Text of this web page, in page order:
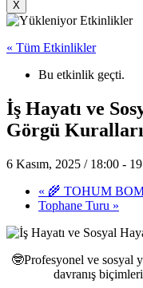
X
« Tüm Etkinlikler
Bu etkinlik geçti.
İş Hayatı ve
Görgü
6 Kasım, 2025 / 18:00 -
« 🌾 TOHUM
Tophane Turu »
🤓Profesyonel ve sosyal
davranış